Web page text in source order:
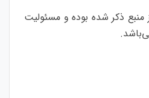
ذکر شده بوده و مسئولیت